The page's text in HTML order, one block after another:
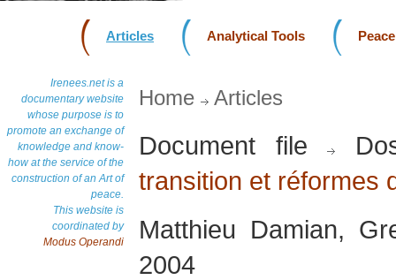
Articles Analytical Tools
Irenees.net is a
documentary website
whose purpose is to
promote an exchange of
knowledge and know-
how at the service of the
construction of an Art of
peace.
This website is
coordinated by
Modus Operandi
Home Articles
Document file
transition et réformes
Matthieu Damian,
2004